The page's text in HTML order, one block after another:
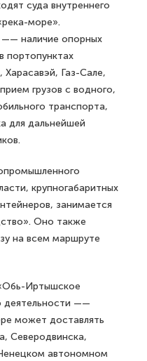
суда внутреннего
море».
наличие опорных
портопунктах
Харасавэй, Газ-Сале,
грузов с водного,
транспорта,
для дальнейшей
крупногабаритных
занимается
Оно также
на всем маршруте
Иртышское
деятельности ——
может доставлять
Северодвинска,
автономном